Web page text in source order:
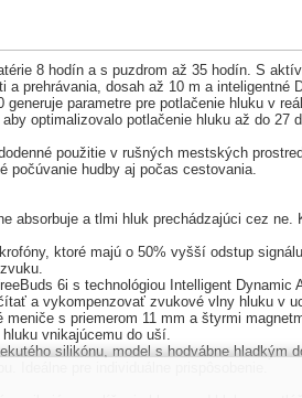
8 hodín a s puzdrom až 35 hodín. S
prehrávania, dosah až 10 m a
parametre pre potlačenie hluku v
optimalizovalo potlačenie hluku až do
použitie v rušných mestských
počúvanie hudby aj počas cestovania.
absorbuje a tlmi hluk prechádzajúci cez
ktoré majú o 50% vyšší odstup
6i s technológiou Intelligent
a vykompenzovať zvukové vlny hluku v
s priemerom 11 mm a štyrmi
vnikajúcemu do uší.
silikónu, model s hodvábne hladkým